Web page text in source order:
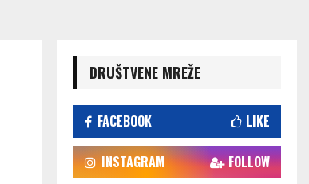
DRUŠTVENE MREŽE
FACEBOOK LIKE
INSTAGRAM FOLLOW